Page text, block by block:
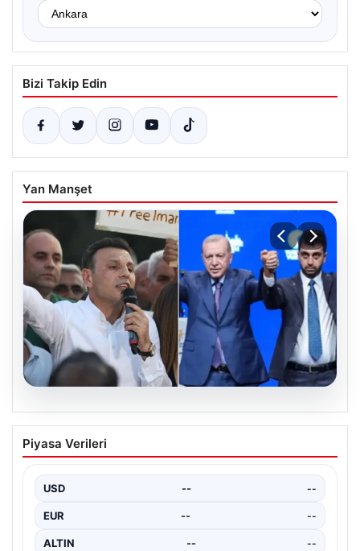
Bizi Takip Edin
Yan Manşet
05.08.2026
Tuzla’da ‘Millet İradesine Saygı’
yürüyüşü… Özgür Çelik ne olduğunu tek
altına, hırsızlığın altına niye imza atsın?’
{ "title": "Tuzla'da 'Millet İradesine Saygı' Yürüyüşü ve
Özgür Çelik'ten Açıklamalar", "content": "Tuzla
ilçesinde…
Piyasa Verileri
USD -- --
EUR -- --
ALTIN -- --